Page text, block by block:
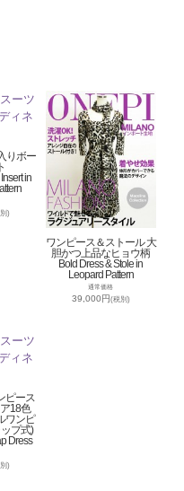
りボー
in
)
ワンピース＆ストール 大
胆かつ上品なヒョウ柄
Bold Dress & Stole in
Leopard Pattern
通常価格
39,000円(税別)
ピース
18色
ワンピ
プ式)
Dress
)